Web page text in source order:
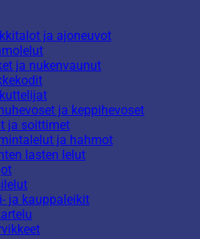
ja ajoneuvot
ja nukenvaunut
ja keppihevoset
ja soittimet
ja hahmot
lasten lelut
ja kauppaleikit